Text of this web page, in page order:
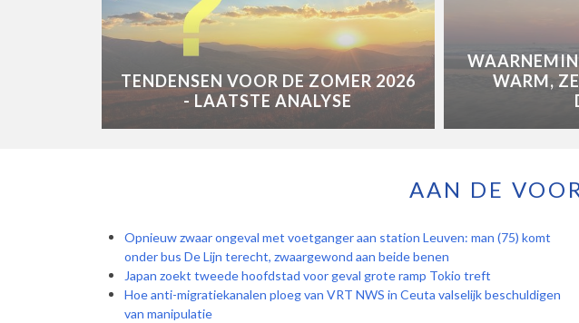
TENDENSEN VOOR DE ZOMER 2026
- LAATSTE ANALYSE
WARM,
AAN DE
Opnieuw zwaar ongeval met voetganger aan station Leuven: man (75) komt
onder bus De Lijn terecht, zwaargewond aan beide benen
Japan zoekt tweede hoofdstad voor geval grote ramp Tokio treft
Hoe anti-migratiekanalen ploeg van VRT NWS in Ceuta valselijk beschuldigen
van manipulatie